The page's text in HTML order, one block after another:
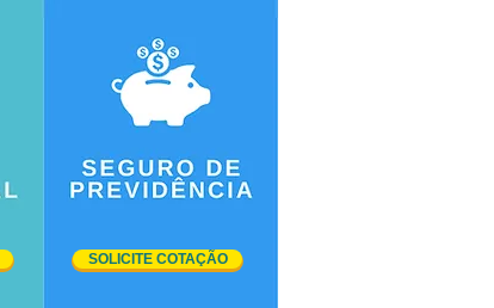
SOLICITE COTAÇÃO